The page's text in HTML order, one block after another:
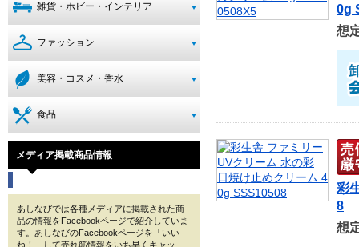
雑貨・ホビー・インテリア
ファッション
美容・コスメ・香水
食品
メディア掲載商品情報
あしなびでは各種メディアに掲載された商
品の情報をFacebookページで紹介していま
す。あしなびのFacebookページを「いい
ね！」して売れ筋情報をいち早くキャッ
0g
想
彩
8
想